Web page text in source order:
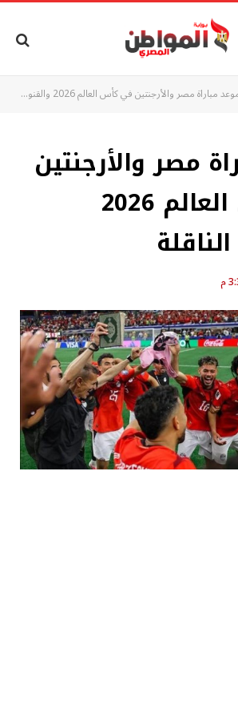
مباراة مصر والأرجنتين في كأس العالم 2026 والقنوات الناقلة
مصر والأرجنتين
في كأس العالم 2026